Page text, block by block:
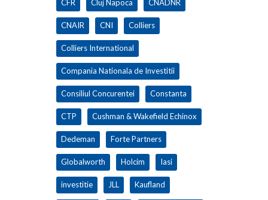
CFR Cluj Napoca CNADNR
CNAIR CNI Colliers
Colliers International
Compania Nationala de Investitii
Consiliul Concurentei Constanta
CTP Cushman & Wakefield Echinox
Dedeman Forte Partners
Globalworth Holcim Iasi
investitie JLL Kaufland